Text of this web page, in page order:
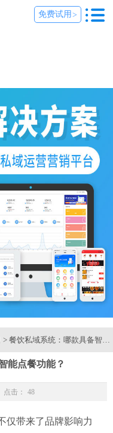
免费试用 >
> 餐饮私域系统：哪款具备智能
能点餐功能？
点击： 48
仅带来了品牌影响力